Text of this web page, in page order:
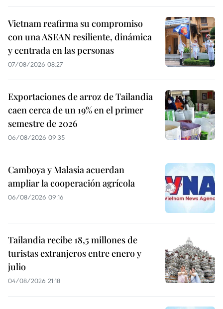
Vietnam reafirma su compromiso
con una ASEAN resiliente, dinámica
y centrada en las personas
07/08/2026 08:27
Exportaciones de arroz de Tailandia
caen cerca de un 19% en el primer
semestre de 2026
06/08/2026 09:35
Camboya y Malasia acuerdan
ampliar la cooperación agrícola
06/08/2026 09:16
Tailandia recibe 18,5 millones de
turistas extranjeros entre enero y
julio
04/08/2026 21:18